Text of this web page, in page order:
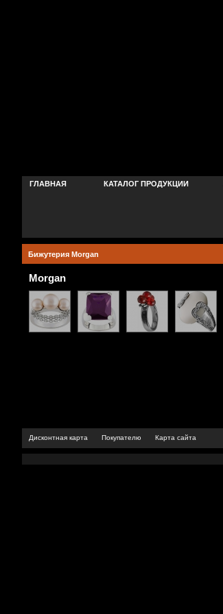
ГЛАВНАЯ КАТАЛОГ ПРОДУКЦИИ
Бижутерия Morgan
Morgan
Дисконтная карта Покупателю Карта сайта